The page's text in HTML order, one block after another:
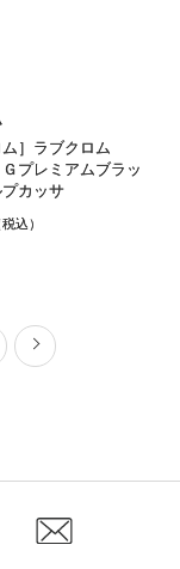
ム］ラブクロム
プレミアムブラッ
カッサ
税込）